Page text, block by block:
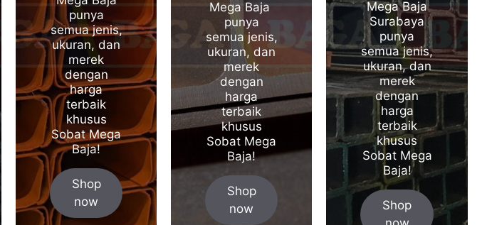
punya
semua jenis,
ukuran, dan
merek
dengan
harga
terbaik
khusus
Sobat Mega
Baja!
Shop
now
Mega Baja
punya
semua jenis,
ukuran, dan
merek
dengan
harga
terbaik
khusus
Sobat Mega
Baja!
Shop
now
Mega Baja
Surabaya
punya
semua jenis,
ukuran, dan
merek
dengan
harga
terbaik
khusus
Sobat Mega
Baja!
Shop